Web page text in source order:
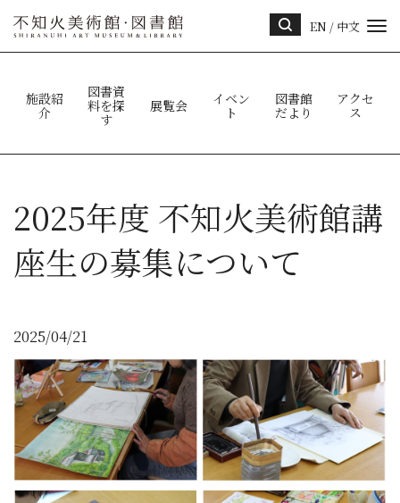
ト内
EN / 中文
施設紹
介
図書資
料を探
す
展覧会
イベン
ト
図書館
だより
アクセ
ス
2025年度 不知火美術館講
座生の募集について
2025/04/21